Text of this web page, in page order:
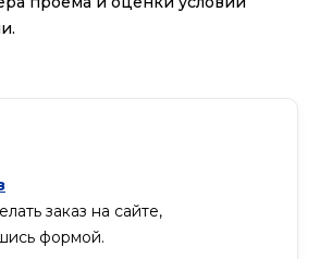
заказ на сайте,
формой.